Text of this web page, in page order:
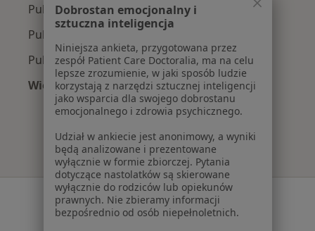
Pulmonolodzy z INTER Polska w Warszawie
Pulmonolodzy z Signal Iduna w Warszawie
Pulmonolodzy z Compensa w Warszawie
Więcej (9)
Więcej w kategorii: Najpopularniejsze
Serwis
Regulamin
Dobrostan emocjonalny i
sztuczna inteligencja
Niniejsza ankieta, przygotowana przez
zespół Patient Care Doctoralia, ma na celu
lepsze zrozumienie, w jaki sposób ludzie
korzystają z narzędzi sztucznej inteligencji
jako wsparcia dla swojego dobrostanu
emocjonalnego i zdrowia psychicznego.
Udział w ankiecie jest anonimowy, a wyniki
będą analizowane i prezentowane
wyłącznie w formie zbiorczej. Pytania
dotyczące nastolatków są skierowane
wyłącznie do rodziców lub opiekunów
prawnych. Nie zbieramy informacji
bezpośrednio od osób niepełnoletnich.